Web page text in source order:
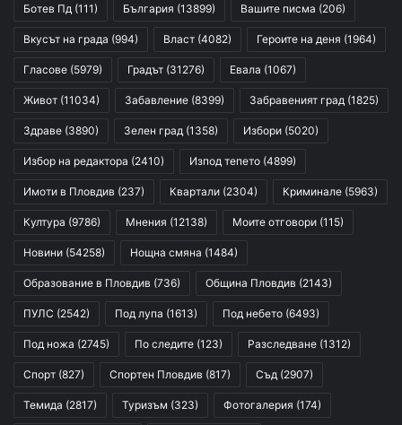
Ботев Пд (111) България (13899) Вашите писма (206)
Вкусът на града (994) Власт (4082) Героите на деня (1964)
Гласове (5979) Градът (31276) Евала (1067)
Живот (11034) Забавление (8399) Забравеният град (1825)
Здраве (3890) Зелен град (1358) Избори (5020)
Избор на редактора (2410) Изпод тепето (4899)
Имоти в Пловдив (237) Квартали (2304) Криминале (5963)
Култура (9786) Мнения (12138) Моите отговори (115)
Новини (54258) Нощна смяна (1484)
Образование в Пловдив (736) Община Пловдив (2143)
ПУЛС (2542) Под лупа (1613) Под небето (6493)
Под ножа (2745) По следите (123) Разследване (1312)
Спорт (827) Спортен Пловдив (817) Съд (2907)
Темида (2817) Туризъм (323) Фотогалерия (174)